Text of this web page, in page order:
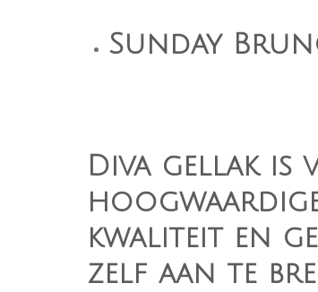
Sunday
Diva gellak is
kwaliteit en
zelf aan te